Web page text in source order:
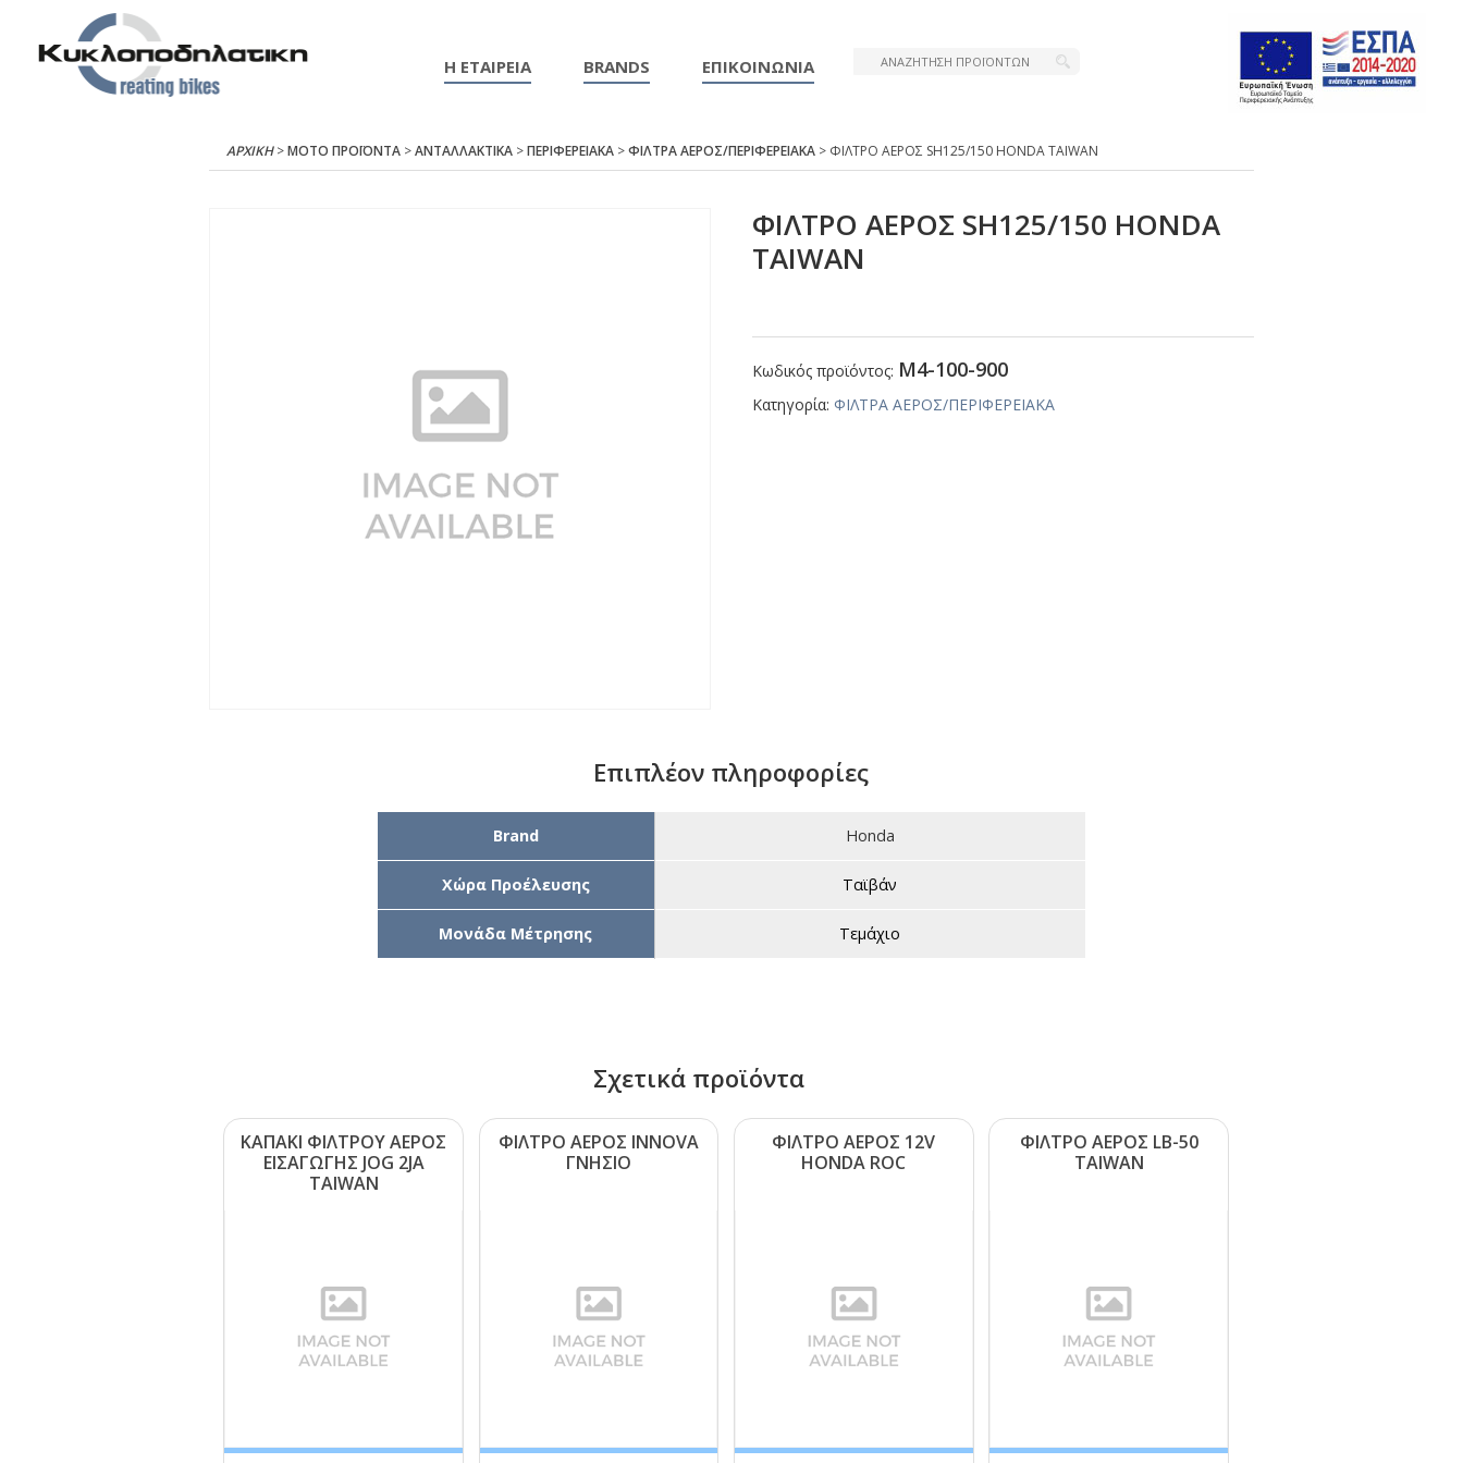
Η ΕΤΑΙΡΕΙΑ BRANDS ΕΠΙΚΟΙΝΩΝΙΑ
ΑΡΧΙΚΉ>ΜΟΤΟ ΠΡΟΪΟΝΤΑ>ΑΝΤΑΛΛΑΚΤΙΚΑ>ΠΕΡΙΦΕΡΕΙΑΚΑ>ΦΙΛΤΡΑ ΑΕΡΟΣ/ΠΕΡΙΦΕΡΕΙΑΚΑ> ΦΙΛΤΡΟ ΑΕΡΟΣ SΗ125/150 ΗΟΝDΑ ΤΑΙWΑΝ
ΦΙΛΤΡΟ ΑΕΡΟΣ SΗ125/150 ΗΟΝDΑ
ΤΑΙWΑΝ
Κωδικός προϊόντος: Μ4-100-900
Κατηγορία: ΦΙΛΤΡΑ ΑΕΡΟΣ/ΠΕΡΙΦΕΡΕΙΑΚΑ
Επιπλέον πληροφορίες
Brand Honda
Χώρα Προέλευσης Ταϊβάν
Μονάδα Μέτρησης Τεμάχιο
Σχετικά προϊόντα
ΚΑΠΑΚΙ ΦΙΛΤΡΟΥ ΑΕΡΟΣ
ΕΙΣΑΓΩΓΗΣ JΟG 2JΑ
ΤΑΙWΑΝ
ΦΙΛΤΡΟ ΑΕΡΟΣ ΙΝΝΟVΑ
ΓΝΗΣΙΟ
ΦΙΛΤΡΟ ΑΕΡΟΣ 12V
ΗΟΝDΑ RΟC
ΦΙΛΤΡΟ ΑΕΡΟΣ LΒ-50
ΤΑΙWΑΝ